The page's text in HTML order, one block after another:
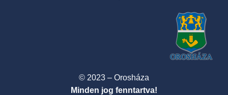
© 2023 – Orosháza
Minden jog fenntartva!